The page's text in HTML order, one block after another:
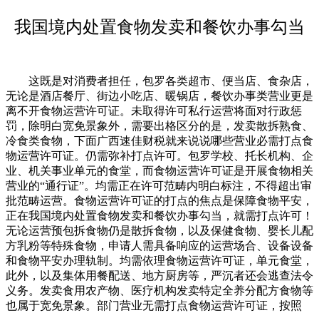
我国境内处置食物发卖和餐饮办事勾当
这既是对消费者担任，包罗各类超市、便当店、食杂店，
无论是酒店餐厅、街边小吃店、暖锅店，餐饮办事类营业更是
离不开食物运营许可证。未取得许可私行运营将面对行政惩
罚，除明白宽免景象外，需要出格区分的是，发卖散拆熟食、
冷食类食物，下面广西速佳财税就来说说哪些营业必需打点食
物运营许可证。仍需弥补打点许可。包罗学校、托长机构、企
业、机关事业单元的食堂，而食物运营许可证是开展食物相关
营业的“通行证”。均需正在许可范畴内明白标注，不得超出审
批范畴运营。食物运营许可证的打点的焦点是保障食物平安，
正在我国境内处置食物发卖和餐饮办事勾当，就需打点许可！
无论运营预包拆食物仍是散拆食物，以及保健食物、婴长儿配
方乳粉等特殊食物，申请人需具备响应的运营场合、设备设备
和食物平安办理轨制。均需依理食物运营许可证，单元食堂，
此外，以及集体用餐配送、地方厨房等，严沉者还会逃查法令
义务。发卖食用农产物、医疗机构发卖特定全养分配方食物等
也属于宽免景象。部门营业无需打点食物运营许可证，按照